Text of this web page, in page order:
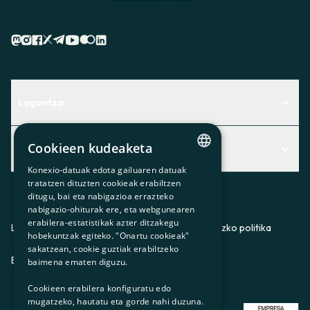
salvo que nos indiques lo contrario.
Centro de Ayuda
Aurkitu zerbitzurik egokiena zuretzat
Contacto
Albisteak
Albisteak
Bazkideen txokoa
Prentsa
Gurekin lan egin
Lege-oharraPribatutasun-politikaCookieei buruzko politika
ES CAGLEU
CATALAN
SPANISH
GL
BASQUE
Cookieen kudeaketa
Konexio-datuak edota gailuaren datuak
tratatzen dituzten cookieak erabiltzen
ditugu, bai eta nabigazioa errazteko
nabigazio-ohiturak ere, eta webgunearen
erabilera-estatistikak azter ditzakegu
hobekuntzak egiteko. "Onartu cookieak"
sakatzean, cookie guztiak erabiltzeko
baimena ematen diguzu.
Cookieen erabilera konfiguratu edo
mugatzeko, hautatu eta gorde nahi duzuna.